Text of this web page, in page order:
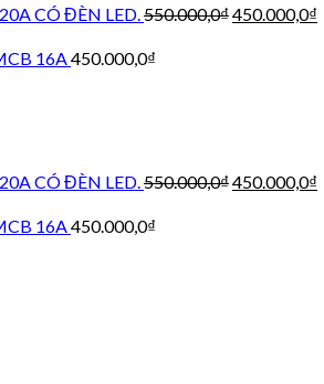
CÓ ĐÈN LED.550.000,0₫Giá
450.000,0₫
16A450.000,0₫
CÓ ĐÈN LED.550.000,0₫Giá
450.000,0₫
16A450.000,0₫